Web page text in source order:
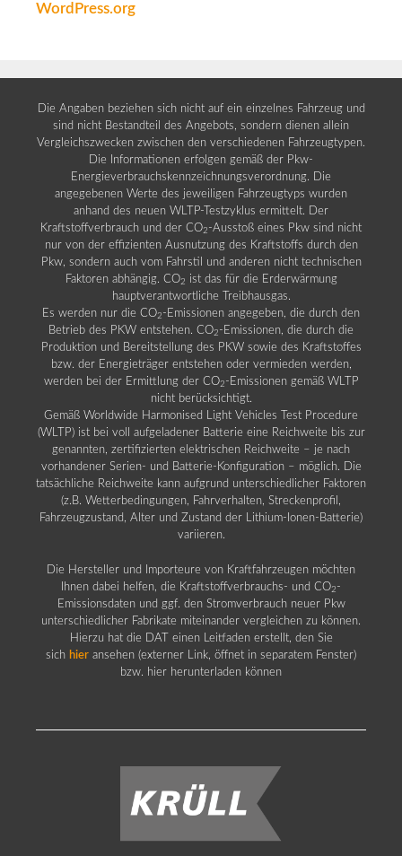
WordPress.org
Die Angaben beziehen sich nicht auf ein einzelnes Fahrzeug und
sind nicht Bestandteil des Angebots, sondern dienen allein
Vergleichszwecken zwischen den verschiedenen Fahrzeugtypen.
Die Informationen erfolgen gemäß der Pkw-
Energieverbrauchskennzeichnungsverordnung. Die
angegebenen Werte des jeweiligen Fahrzeugtyps wurden
anhand des neuen WLTP-Testzyklus ermittelt. Der
Kraftstoffverbrauch und der CO2 -Ausstoß eines Pkw sind nicht
nur von der effizienten Ausnutzung des Kraftstoffs durch den
Pkw, sondern auch vom Fahrstil und anderen nicht technischen
Faktoren abhängig. CO2 ist das für die Erderwärmung
hauptverantwortliche Treibhausgas.
Es werden nur die CO2 -Emissionen angegeben, die durch den
Betrieb des PKW entstehen. CO2 -Emissionen, die durch die
Produktion und Bereitstellung des PKW sowie des Kraftstoffes
bzw. der Energieträger entstehen oder vermieden werden,
werden bei der Ermittlung der CO2 -Emissionen gemäß WLTP
nicht berücksichtigt.
Gemäß Worldwide Harmonised Light Vehicles Test Procedure
(WLTP) ist bei voll aufgeladener Batterie eine Reichweite bis zur
genannten, zertifizierten elektrischen Reichweite – je nach
vorhandener Serien- und Batterie-Konfiguration – möglich. Die
tatsächliche Reichweite kann aufgrund unterschiedlicher Faktoren
(z.B. Wetterbedingungen, Fahrverhalten, Streckenprofil,
Fahrzeugzustand, Alter und Zustand der Lithium-Ionen-Batterie)
variieren.
Die Hersteller und Importeure von Kraftfahrzeugen möchten
Ihnen dabei helfen, die Kraftstoffverbrauchs- und CO2 -
Emissionsdaten und ggf. den Stromverbrauch neuer Pkw
unterschiedlicher Fabrikate miteinander vergleichen zu können.
Hierzu hat die DAT einen Leitfaden erstellt, den Sie
sich hier ansehen (externer Link, öffnet in separatem Fenster)
bzw. hier herunterladen können